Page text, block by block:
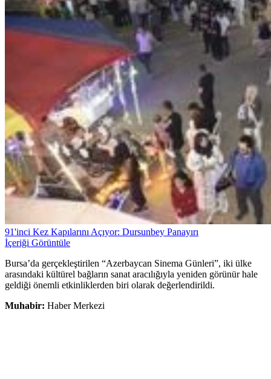
91'inci Kez Kapılarını Açıyor: Dursunbey Panayırı
İçeriği Görüntüle
Bursa’da gerçekleştirilen “Azerbaycan Sinema Günleri”, iki ülke
arasındaki kültürel bağların sanat aracılığıyla yeniden görünür hale
geldiği önemli etkinliklerden biri olarak değerlendirildi.
Muhabir: Haber Merkezi